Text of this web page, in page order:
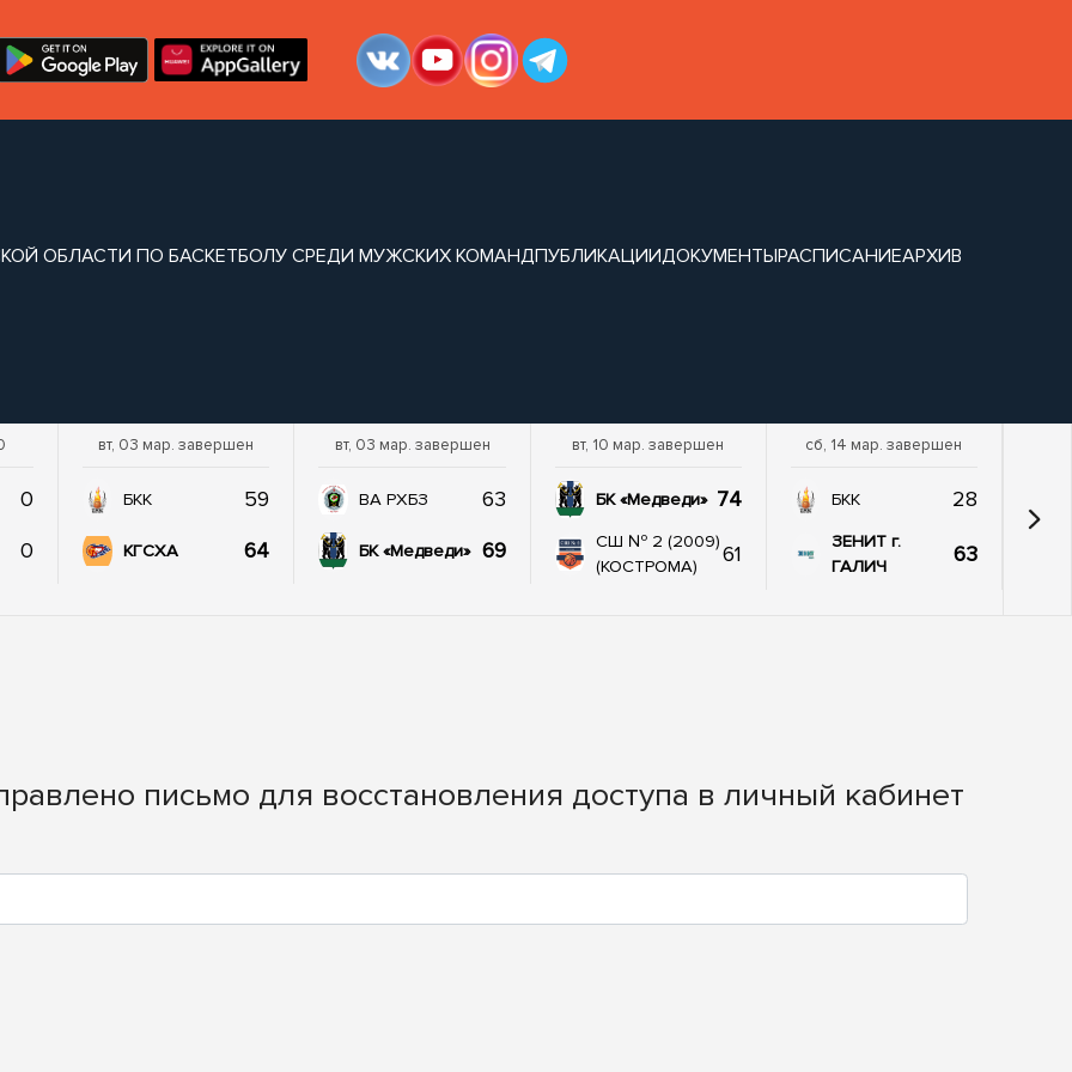
ОБЛАСТИ ПО БАСКЕТБОЛУ СРЕДИ МУЖСКИХ КОМАНДПУБЛИКАЦИИДОКУМЕНТЫРАСПИСАНИЕАРХИВ
команд
0
0
вт, 03 мар. завершен
БКК 59
КГСХА 64
вт, 03 мар. завершен
ВА РХБЗ 63
БК «Медведи» 69
вт, 10 мар. завершен
БК «Медведи» 74
СШ № 2 (2009)
(КОСТРОМА)
61
сб, 14 мар. завершен
БКК 28
ЗЕНИТ г.
ГАЛИЧ
63
письмо для восстановления доступа в личный кабинет